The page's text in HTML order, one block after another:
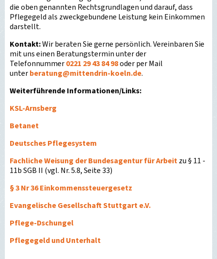
die oben genannten Rechtsgrundlagen und darauf, dass
Pflegegeld als zweckgebundene Leistung kein Einkommen
darstellt.
Kontakt:Wir beraten Sie gerne persönlich. Vereinbaren Sie
mit uns einen Beratungstermin unter der
Telefonnummer0221 29 43 84 98oder per Mail
unterberatung@mittendrin-koeln.de.
Weiterführende Informationen/Links:
KSL-Arnsberg
Betanet
Deutsches Pflegesystem
Fachliche Weisung der Bundesagentur für Arbeitzu § 11 -
11b SGB II (vgl. Nr. 5.8, Seite 33)
§ 3 Nr 36 Einkommenssteuergesetz
Evangelische Gesellschaft Stuttgart e.V.
Pflege-Dschungel
Pflegegeld und Unterhalt